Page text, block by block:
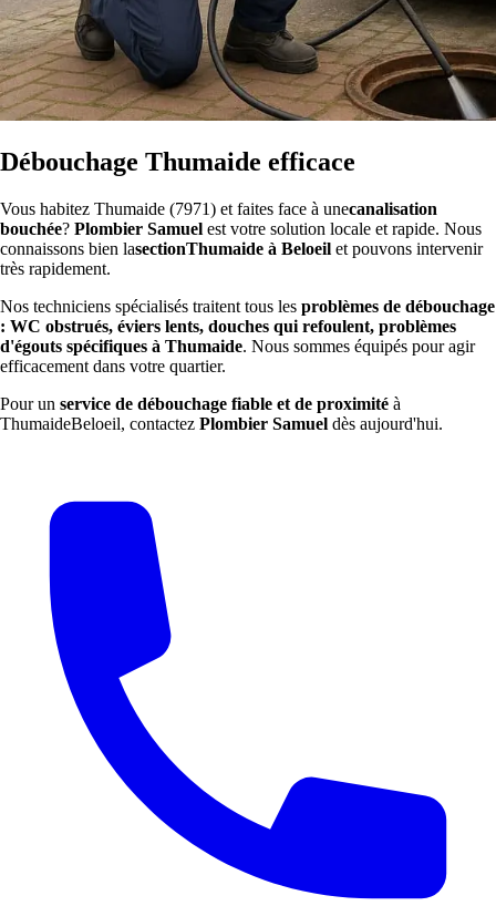
Débouchage Thumaide efficace
Vous habitez Thumaide (7971) et faites face à unecanalisation
bouchée? Plombier Samuel est votre solution locale et rapide. Nous
connaissons bien lasectionThumaide à Beloeil et pouvons intervenir
très rapidement.
Nos techniciens spécialisés traitent tous les problèmes de débouchage
: WC obstrués, éviers lents, douches qui refoulent, problèmes
d'égouts spécifiques à Thumaide. Nous sommes équipés pour agir
efficacement dans votre quartier.
Pour un service de débouchage fiable et de proximité à
ThumaideBeloeil, contactez Plombier Samuel dès aujourd'hui.